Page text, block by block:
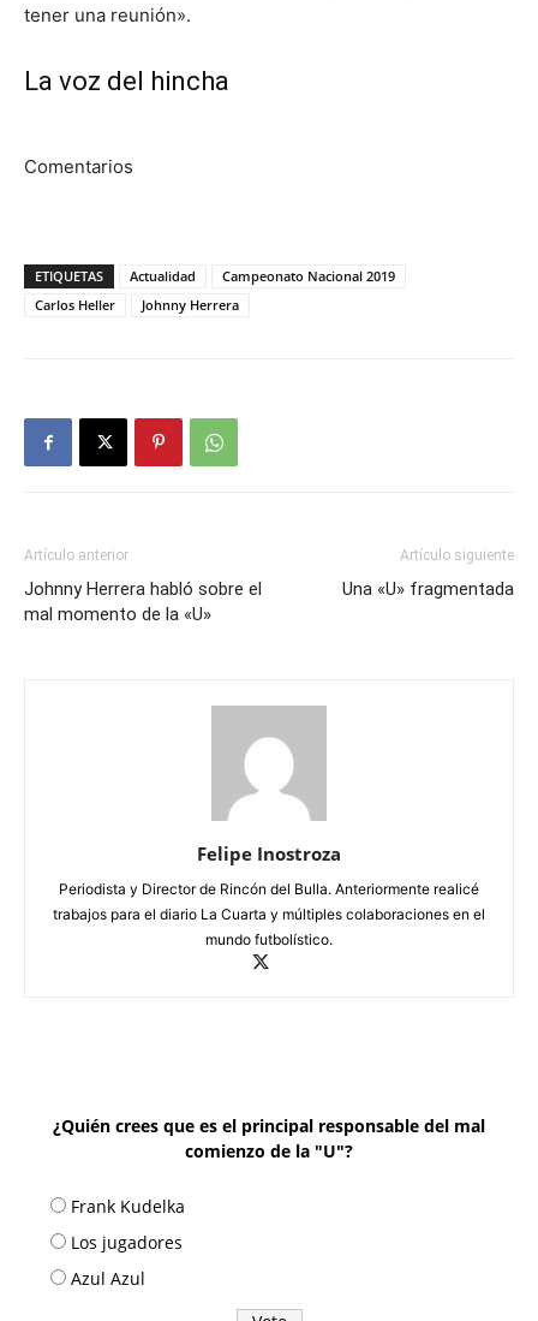
tener una reunión».
La voz del hincha
Comentarios
ETIQUETAS Actualidad
Campeonato Nacional 2019
Carlos Heller
Johnny Herrera
Artículo anterior
Johnny Herrera habló sobre el
mal momento de la «U»
Artículo siguiente
Una «U» fragmentada
Felipe Inostroza
Periodista y Director de Rincón del Bulla. Anteriormente realicé
trabajos para el diario La Cuarta y múltiples colaboraciones en el
mundo futbolístico.
¿Quién crees que es el principal responsable del mal
comienzo de la "U"?
Frank Kudelka
Los jugadores
Azul Azul